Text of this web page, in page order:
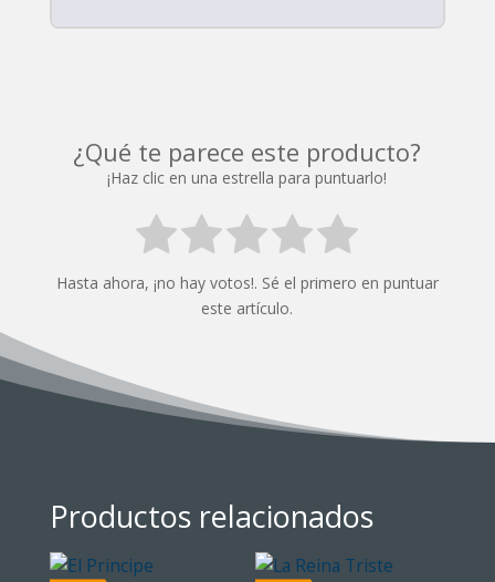
¿Qué te parece este producto?
¡Haz clic en una estrella para puntuarlo!
Hasta ahora, ¡no hay votos!. Sé el primero en puntuar
este artículo.
Productos relacionados